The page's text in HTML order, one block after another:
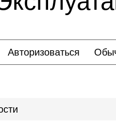
Авторизоваться